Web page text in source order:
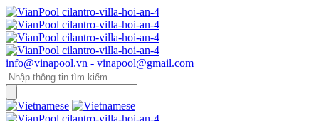
info@vinapool.vn - vinapool@gmail.com